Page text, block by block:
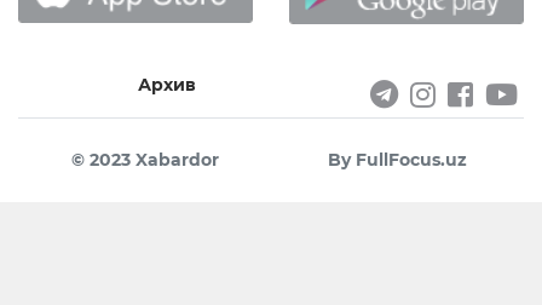
Архив
© 2023 Xabardor By FullFocus.uz